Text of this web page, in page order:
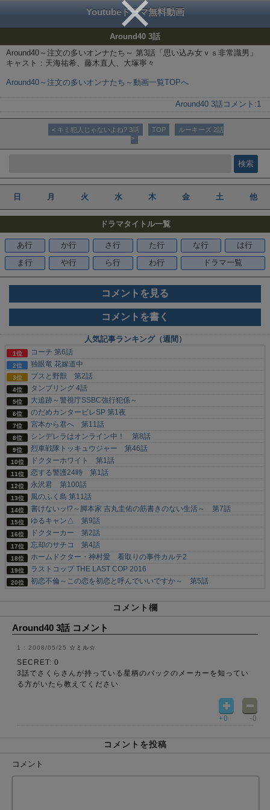
Youtubeドラマ無料動画
Around40 3話
Around40～注文の多いオンナたち～ 第3話「思い込み女ｖｓ非常識男」
キャスト：天海祐希、藤木直人、大塚寧々
Around40～注文の多いオンナたち～動画一覧TOPへ
Around40 3話 コメント:1
< キミ犯人じゃないよね? 3話 TOP
ルーキーズ 2話
>
日 月 火 水 木 金 土 他
ドラマタイトル一覧
あ行 か行 さ行 た行 な行
は行
ま行
や行 ら行 わ行 ドラマ一覧
コメントを見る
コメントを書く
人気記事ランキング（週間）
コーチ 第6話
独眼竜 花嫁道中
ブスと野獣 第2話
タンブリング 4話
大追跡～警視庁SSBC強行犯係～
のだめカンタービレSP 第1夜
宮本から君へ 第11話
シンデレラはオンライン中！ 第8話
烈車戦隊トッキュウジャー 第46話
ドクターホワイト 第1話
恋する警護24時 第1話
永沢君 第100話
風のふく島 第11話
書けないッ!?～脚本家 吉丸圭佑の筋書きのない生活～ 第7話
ゆるキャン△ 第9話
ドクターカー 第2話
忘却のサチコ 第4話
ホームドクター・神村愛 看取りの事件カルテ2
ラストコップ THE LAST COP 2016
初恋不倫～この恋を初恋と呼んでいいですか～ 第5話
コメント欄
Around40 3話 コメント
2008/05/25 ☆ミル☆
SECRET: 0
3話でさくらさんが持っている星柄のバックのメーカーを知ってい
る方がいたら教えてください
+0 -0
コメントを投稿
コメント